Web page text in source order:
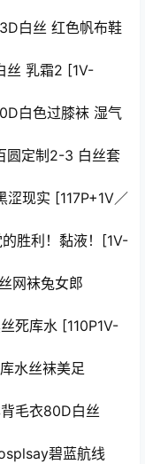
白丝 红色帆布鞋
丝 乳霜2 [1V-
白色过膝袜 湿气
圆定制2-3 白丝套
现实 [117P+1V／
胜利！黏液！[1V-
网袜兔女郎
死库水 [110P1V-
水丝袜美足
毛衣80D白丝
碧蓝航线